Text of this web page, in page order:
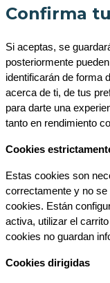
Confirma
Si aceptas, se
posteriormente
identificarán de forma
acerca de ti, de tus
para darte una
tanto en rendimiento
Cookies
Estas cookies son
correctamente y no
cookies. Están
activa, utilizar el
cookies no guardan
Cookies dirigidas